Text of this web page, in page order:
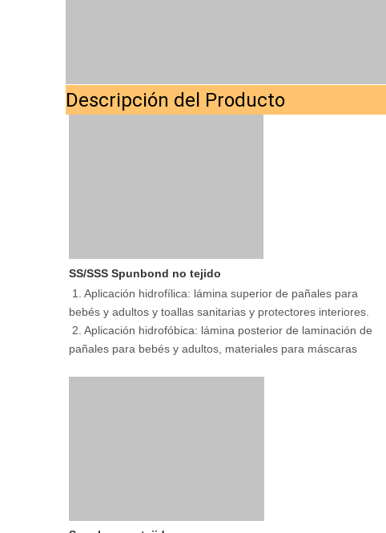
Descripción del Producto
SS/SSS Spunbond no tejido
bebés y adultos y toallas sanitarias y protectores interiores.
2. Aplicación hidrofóbica: lámina posterior de laminación de
pañales para bebés y adultos, materiales para máscaras